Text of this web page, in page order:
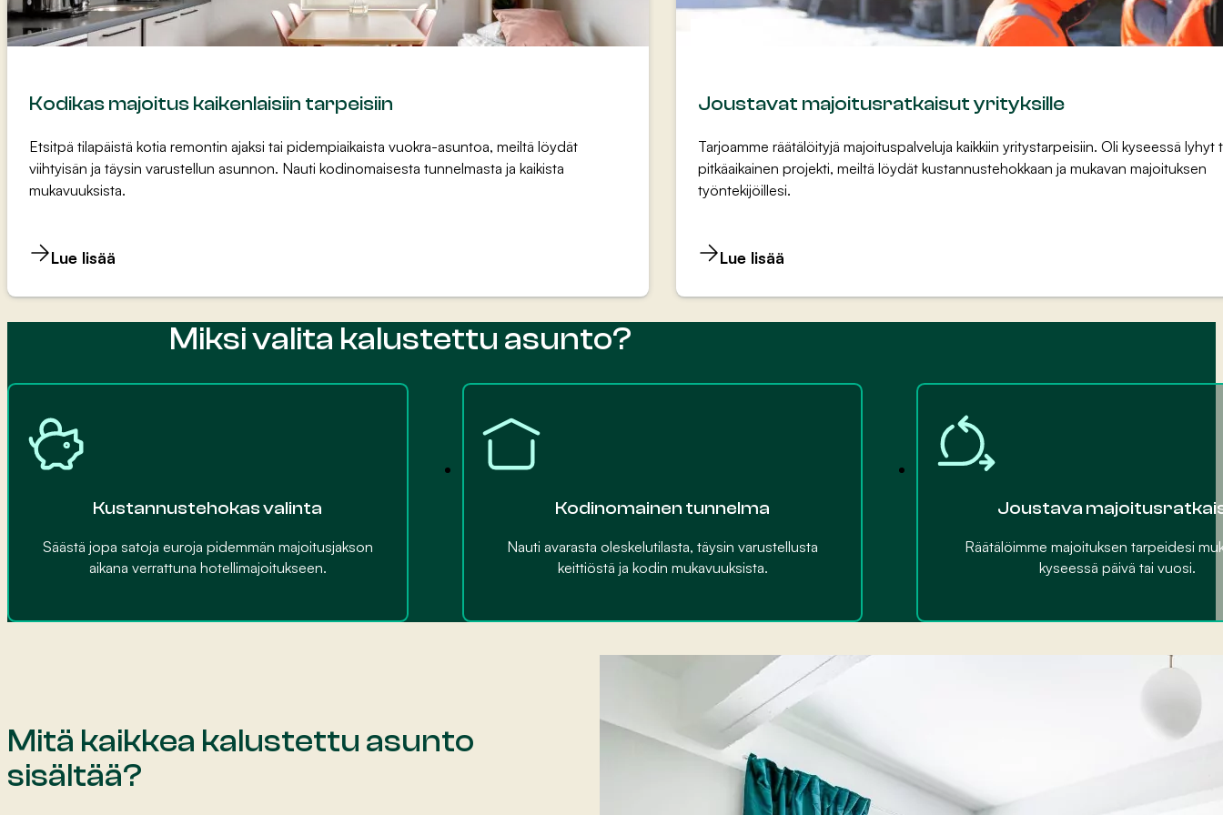
Kodikas majoitus kaikenlaisiin tarpeisiin
Etsitpä tilapäistä kotia remontin ajaksi tai pidempiaikaista vuokra-asuntoa, meiltä löydät
viihtyisän ja täysin varustellun asunnon. Nauti kodinomaisesta tunnelmasta ja kaikista
mukavuuksista.
Lue lisää
Joustavat majoitusratkaisut yrityksille
Tarjoamme räätälöityjä majoituspalveluja kaikkiin yritystarpeisiin. Oli kyseessä lyhyt
pitkäaikainen projekti, meiltä löydät kustannustehokkaan ja mukavan majoituksen
työntekijöillesi.
Lue lisää
Miksi valita kalustettu asunto?
Kustannustehokas valinta
Säästä jopa satoja euroja pidemmän majoitusjakson
aikana verrattuna hotellimajoitukseen.
Kodinomainen tunnelma
Nauti avarasta oleskelutilasta, täysin varustellusta
keittiöstä ja kodin mukavuuksista.
Joustava
Räätälöimme majoituksen tarpeidesi
kyseessä päivä tai vuosi.
Mitä kaikkea kalustettu asunto
sisältää?